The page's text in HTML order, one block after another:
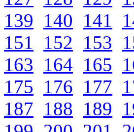
139 140 141
151
152 153
163 164 165
175 176 177
187 188 189